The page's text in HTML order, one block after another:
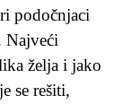
podočnjaci
Najveći
želja i jako
se rešiti,